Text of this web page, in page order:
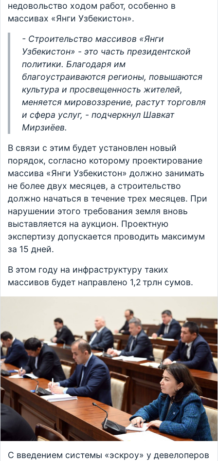
недовольство ходом работ, особенно в
массивах «Янги Узбекистон».
- Строительство массивов «Янги
Узбекистон» - это часть президентской
политики. Благодаря им
благоустраиваются регионы, повышаются
культура и просвещенность жителей,
меняется мировоззрение, растут торговля
и сфера услуг, - подчеркнул Шавкат
Мирзиёев.
В связи с этим будет установлен новый
порядок, согласно которому проектирование
массива «Янги Узбекистон» должно занимать
не более двух месяцев, а строительство
должно начаться в течение трех месяцев. При
нарушении этого требования земля вновь
выставляется на аукцион. Проектную
экспертизу допускается проводить максимум
за 15 дней.
В этом году на инфраструктуру таких
массивов будет направлено 1,2 трлн сумов.
С введением системы «эскроу» у девелоперов